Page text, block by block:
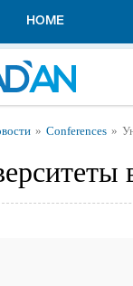
HOME
here
Conferences